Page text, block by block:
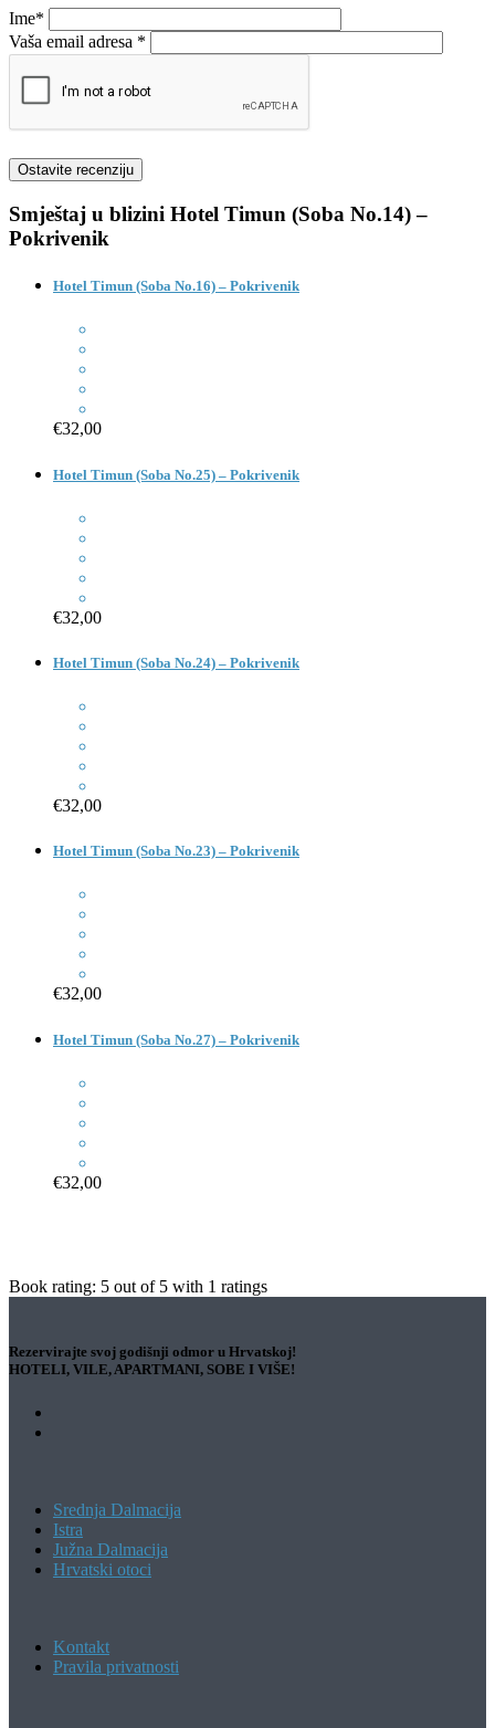
Ime*
Vaša email adresa *
Smještaj u blizini Hotel Timun (Soba No.14) –
Pokrivenik
Hotel Timun (Soba No.16) – Pokrivenik
€32,00
Hotel Timun (Soba No.25) – Pokrivenik
€32,00
Hotel Timun (Soba No.24) – Pokrivenik
€32,00
Hotel Timun (Soba No.23) – Pokrivenik
€32,00
Hotel Timun (Soba No.27) – Pokrivenik
€32,00
Book rating: 5 out of 5 with 1 ratings
Rezervirajte svoj godišnji odmor u Hrvatskoj!
HOTELI, VILE, APARTMANI, SOBE I VIŠE!
Srednja Dalmacija
Istra
Južna Dalmacija
Hrvatski otoci
Kontakt
Pravila privatnosti